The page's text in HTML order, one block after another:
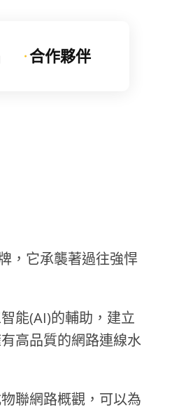
合作夥伴
，它承襲著過往強悍
能(AI)的輔助，建立
高品質的網路連線水
聯網路概觀，可以為